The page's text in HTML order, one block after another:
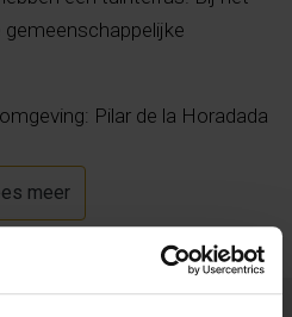
Pilar de la Horadada
door voldoende van
en winkels. Het grote
'La Zenia' is gelegen op 10
winkelcentrum is één van de
meer